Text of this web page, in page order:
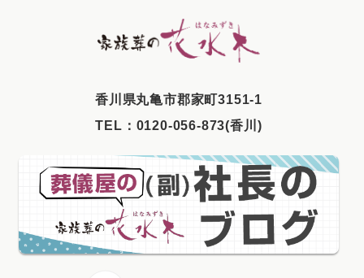
2025年2月
2025年1月
2024年12月
2024年11月
⾹川県丸⻲市郡家町3151-1
TEL： 0120-056-873(香川)